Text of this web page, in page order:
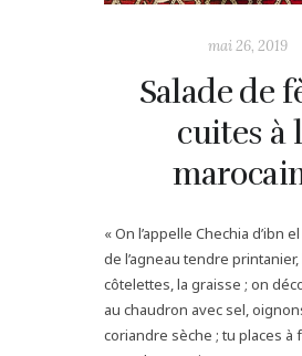
mai 26, 2019
Salade de
cuites à
« On l’appelle Chechia d’ibn
de l’agneau tendre printanier,
côtelettes, la graisse ; on
au chaudron avec sel,
coriandre sèche ; tu places à